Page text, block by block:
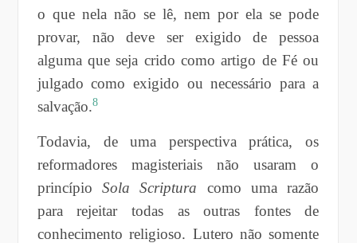
o que nela não se lê, nem por ela se pode
provar, não deve ser exigido de pessoa
alguma que seja crido como artigo de Fé ou
julgado como exigido ou necessário para a
salvação.8
Todavia, de uma perspectiva prática, os
reformadores magisteriais não usaram o
princípioSola Scriptura como uma razão
para rejeitar todas as outras fontes de
conhecimento religioso. Lutero não somente